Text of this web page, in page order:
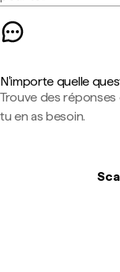
N'importe quelle
Trouve des
tu en as besoin.